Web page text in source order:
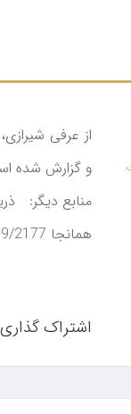
و گزارش شده
همانجا 9/2177-2180 برای منابع و نسخه‌های بیشتر؛ مشار، فارسی 2/2340 (4 چاپ).
اشتراک